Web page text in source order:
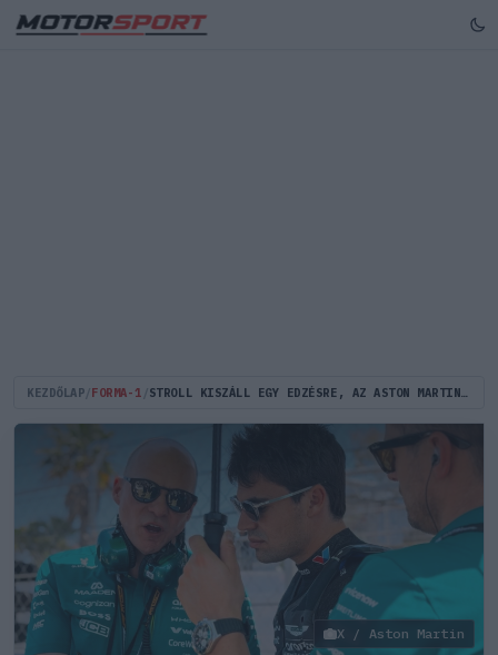
KEZDŐLAP FORMA-1 STROLL KISZÁLL EGY EDZÉSRE, AZ ASTON MARTIN MÁR MEG IS NEVEZTE A HELYETTESÉT
X / Aston Martin